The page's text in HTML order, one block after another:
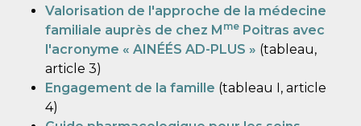
Valorisation de l'approche de la médecine
familiale auprès de chez M me Poitras avec
l'acronyme « AINÉÉS AD-PLUS » (tableau,
article 3)
Engagement de la famille (tableau I, article
4)